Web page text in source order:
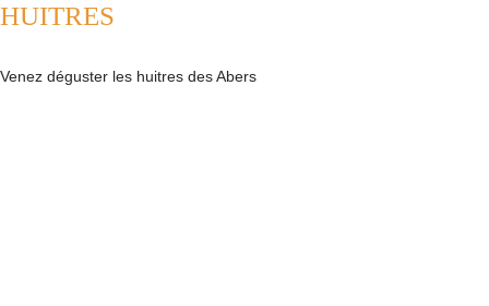
HUITRES
Venez déguster les huitres des Abers